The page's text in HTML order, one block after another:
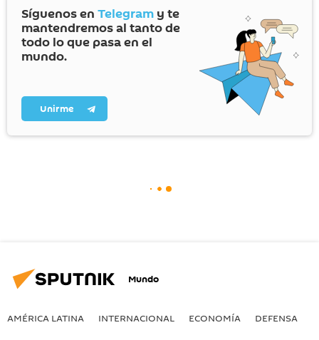
Síguenos en Telegram y te
mantendremos al tanto de
todo lo que pasa en el
mundo.
Unirme
Mundo
AMÉRICA LATINA INTERNACIONAL ECONOMÍA DEFENSA